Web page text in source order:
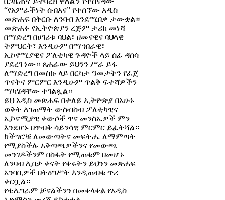
“የአምራችነት ሰብእና” የተሰኘው አዲስ
መጽሐፍ በቅርቡ ለንባብ እንደሚበቃ ታውቋል።
መጽሐፉ የኢትዮጵያን ረጅም ታሪክ መነሻ
በማድረግ በሀገሪቱ ባህል፣ ዘመናዊና ባህላዊ
ትምህርት፣ እንዲሁም በማኅበራዊ፣
ኢኮኖሚያዊና ፖለቲካዊ ጉዳዮች ላይ ሰፊ ዳሰሳ
ያደረገ ነው። ጸሐፊው ይህንን ሥራ ይፋ
ለማድረግ በመስኩ ላይ በርካታ ዓመታትን የፈጀ
ጥናትና ምርምር እንዲሁም ጥልቅ ፍተሻዎችን
ማካሄዳቸው ተገልጿል።
ይህ አዲስ መጽሐፍ በተለይ ኢትዮጵያ በአሁኑ
ወቅት ለገጠማት ውስብስብ ፖለቲካዊና
ኢኮኖሚያዊ ቀውሶች ዋና መንስኤዎች ምን
እንደሆኑ በጥብቅ ሳይንሳዊ ምርምር ይፈትሻል።
ከችግሮቹ ለመውጣትና መፍትሔ ለማምጣት
የሚያስችሉ አቅጣጫዎችንና የመውጫ
መንገዶችንም በስፋት የሚጠቁም በመሆኑ
ለንባብ ሊበቃ ቀናት የቀሩትን ይህንን መጽሐፍ
አንባቢዎች በትዕግሥት እንዲጠብቁ ጥሪ
ቀርቧል።
የቴሌግራም ቻናልችንን በመቀላቀል የአዲስ